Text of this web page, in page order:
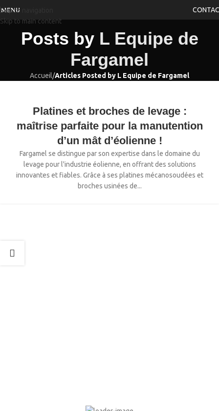
Skip to navigation
Skip to main content
MENU
Posts by L Equipe de
Fargamel
Accueil/Articles Posted by L Equipe de Fargamel
Platines et broches de levage :
maîtrise parfaite pour la manutention
d’un mât d’éolienne !
Fargamel se distingue par son expertise dans le domaine du
levage pour l'industrie éolienne, en offrant des solutions
innovantes et fiables. Grâce à ses platines mécanosoudées et
broches usinées de...